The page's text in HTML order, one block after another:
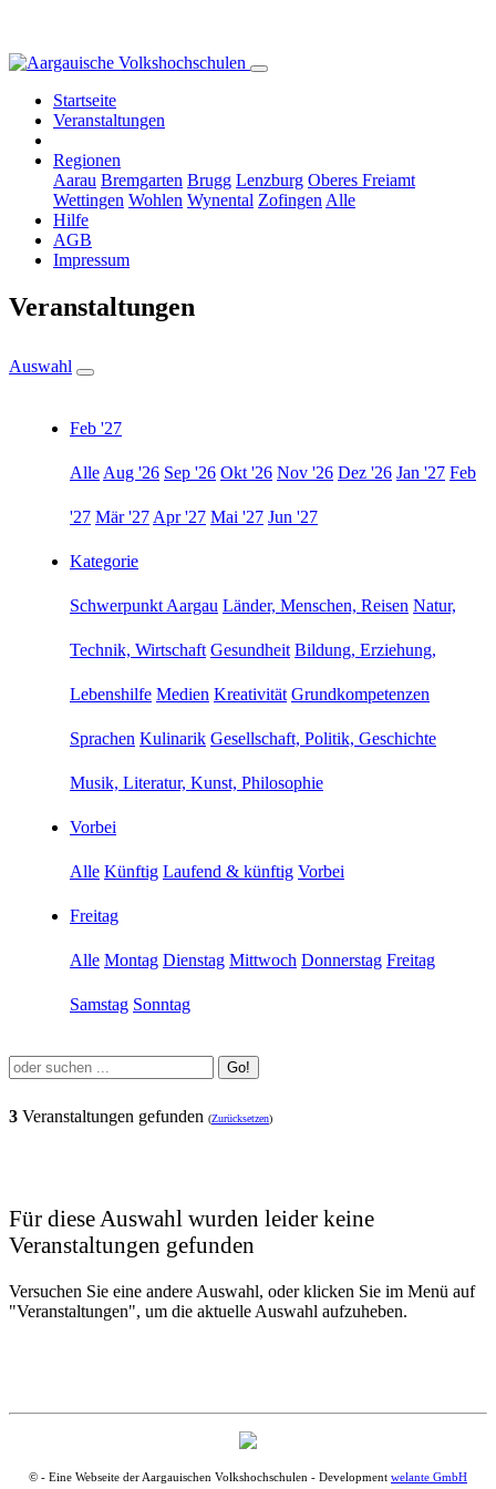
Startseite
Veranstaltungen
Regionen
Aarau Bremgarten Brugg Lenzburg Oberes Freiamt
Wettingen Wohlen Wynental Zofingen Alle
Hilfe
AGB
Impressum
Veranstaltungen
Auswahl
Feb '27
Alle Aug '26 Sep '26 Okt '26 Nov '26 Dez '26 Jan '27 Feb
'27 Mär '27 Apr '27 Mai '27 Jun '27
Kategorie
Schwerpunkt Aargau Länder, Menschen, Reisen Natur,
Technik, Wirtschaft Gesundheit Bildung, Erziehung,
Lebenshilfe Medien Kreativität Grundkompetenzen
Sprachen Kulinarik Gesellschaft, Politik, Geschichte
Musik, Literatur, Kunst, Philosophie
Vorbei
Alle Künftig Laufend & künftig Vorbei
Freitag
Alle Montag Dienstag Mittwoch Donnerstag Freitag
Samstag Sonntag
Go!
3 Veranstaltungen gefunden (Zurücksetzen)
Für diese Auswahl wurden leider keine
Veranstaltungen gefunden
Versuchen Sie eine andere Auswahl, oder klicken Sie im Menü auf
"Veranstaltungen", um die aktuelle Auswahl aufzuheben.
© - Eine Webseite der Aargauischen Volkshochschulen - Development welante GmbH